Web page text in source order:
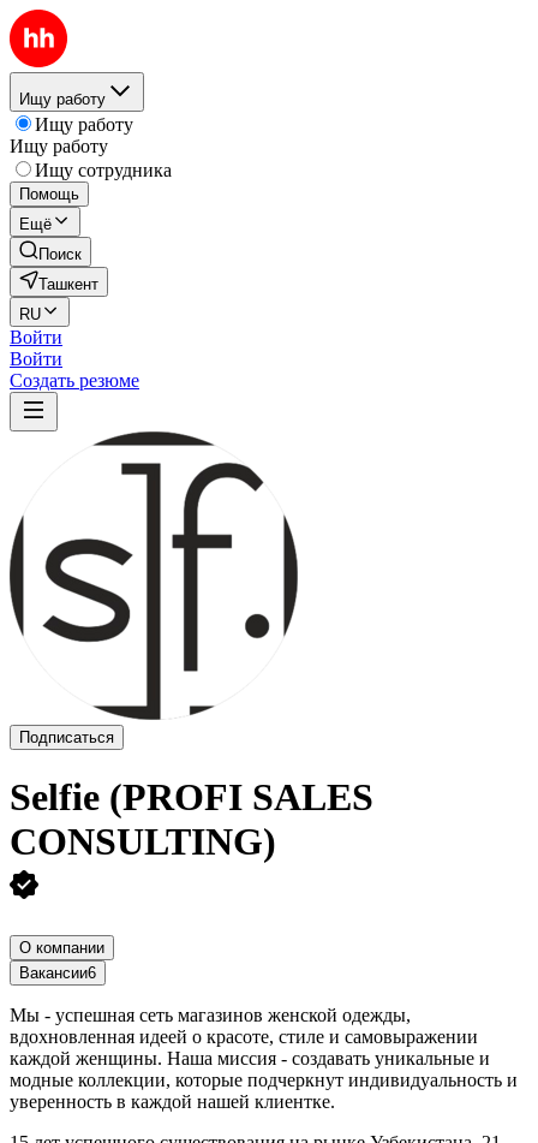
Ищу работу
Ищу работу
Ищу работу
Ищу сотрудника
Помощь
Ещё
Поиск
Ташкент
RU
Войти
Войти
Создать резюме
Подписаться
Selfie (PROFI SALES
CONSULTING)
О компании
Вакансии6
Мы - успешная сеть магазинов женской одежды,
вдохновленная идеей о красоте, стиле и самовыражении
каждой женщины. Наша миссия - создавать уникальные и
модные коллекции, которые подчеркнут индивидуальность и
уверенность в каждой нашей клиентке.